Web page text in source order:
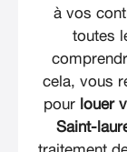
à vos
toutes
cela, vous
pour louer
Saint-